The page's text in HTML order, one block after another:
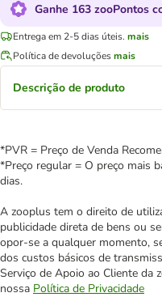
Ganhe 163 zooPontos
Entrega em 2-5 dias úteis. mais
Política de devoluçõesmais
Descrição de produto
*PVR = Preço de Venda
*Preço regular = O preço mais
dias.
A zooplus tem o direito de
publicidade direta de bens ou
opor-se a qualquer momento,
dos custos básicos de
Serviço de Apoio ao Cliente da
nossa Política de Privacidade